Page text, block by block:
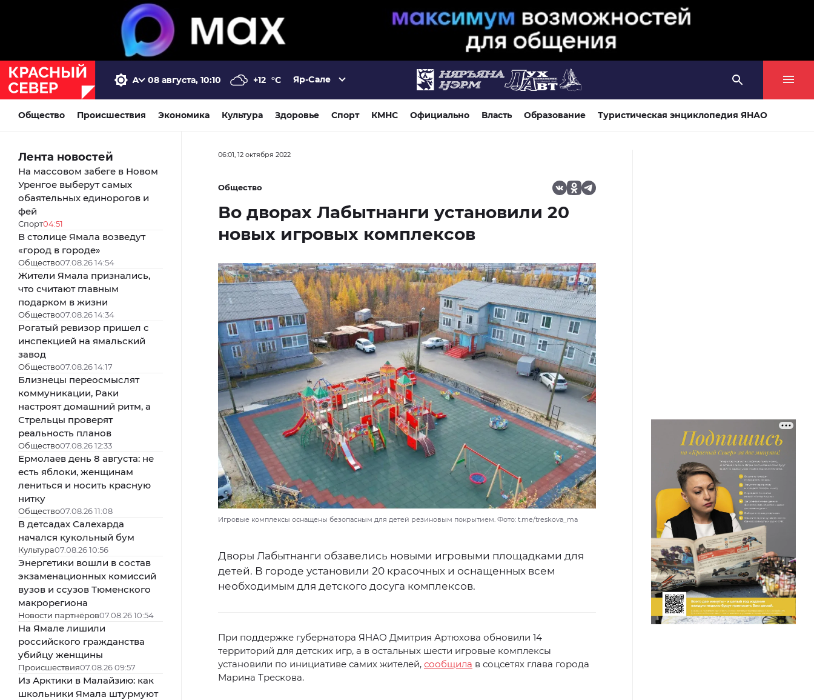
08 августа, 10:10 +12 °C Яр-Сале
Общество Происшествия Экономика Культура Здоровье Спорт КМНС Официально Власть Образование Туристическая энциклопедия ЯНАО
Лента новостей
На массовом забеге в Новом
Уренгое выберут самых
обаятельных единорогов и
фей
Спорт04:51
В столице Ямала возведут
«город в городе»
Общество07.08.26 14:54
Жители Ямала признались,
что считают главным
подарком в жизни
Общество07.08.26 14:34
Рогатый ревизор пришел с
инспекцией на ямальский
завод
Общество07.08.26 14:17
Близнецы переосмыслят
коммуникации, Раки
настроят домашний ритм, а
Стрельцы проверят
реальность планов
Общество07.08.26 12:33
Ермолаев день 8 августа: не
есть яблоки, женщинам
лениться и носить красную
нитку
Общество07.08.26 11:08
В детсадах Салехарда
начался кукольный бум
Культура07.08.26 10:56
Энергетики вошли в состав
экзаменационных комиссий
вузов и ссузов Тюменского
макрорегиона
Новости партнёров07.08.26 10:54
На Ямале лишили
российского гражданства
убийцу женщины
Происшествия07.08.26 09:57
Из Арктики в Малайзию: как
школьники Ямала штурмуют
06:01, 12 октября 2022
Общество
Во дворах Лабытнанги установили 20
новых игровых комплексов
Игровые комплексы оснащены безопасным для детей резиновым покрытием. Фото: t.me/treskova_ma
Дворы Лабытнанги обзавелись новыми игровыми площадками для
детей. В городе установили 20 красочных и оснащенных всем
необходимым для детского досуга комплексов.
При поддержке губернатора ЯНАО Дмитрия Артюхова обновили 14
территорий для детских игр, а в остальных шести игровые комплексы
установили по инициативе самих жителей, сообщила в соцсетях глава города
Марина Трескова.